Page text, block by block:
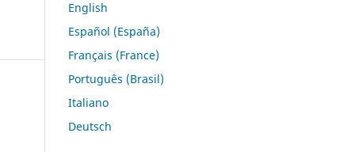
English
Español (España)
Français (France)
Português (Brasil)
Italiano
Deutsch